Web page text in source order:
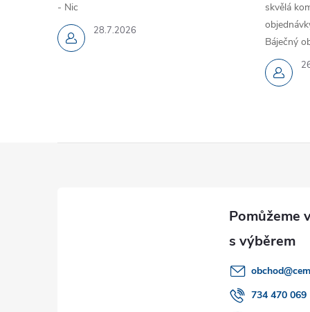
28.7.2026
- Nic
skvělá
Báječný
obchod@
734 470 069